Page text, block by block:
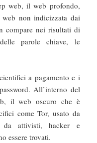
web, il web profondo,
non indicizzata dai
compare nei risultati di
parole chiave, le
a pagamento e i
All’interno del
il web oscuro che è
come Tor, usato da
attivisti, hacker e
essere trovati.